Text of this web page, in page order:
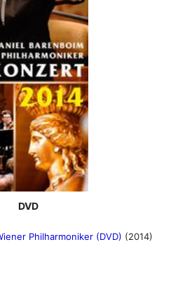
DVD
Philharmoniker (DVD) (2014)